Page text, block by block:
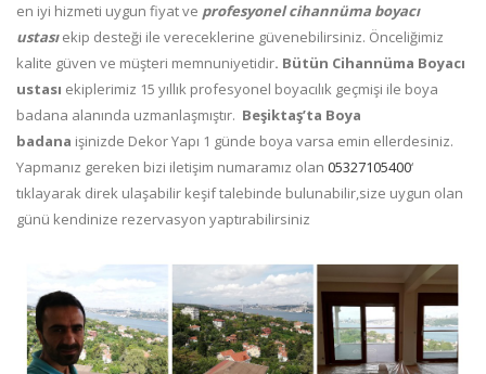
en iyi hizmeti uygun fiyat ve profesyonel cihannüma boyacı
ustasıekip desteği ile vereceklerine güvenebilirsiniz. Önceliğimiz
kalite güven ve müşteri memnuniyetidir. Bütün Cihannüma Boyacı
ustası ekiplerimiz 15 yıllık profesyonel boyacılık geçmişi ile boya
badana alanında uzmanlaşmıştır. Beşiktaş’ta Boya
badana işinizde Dekor Yapı 1 günde boya varsa emin ellerdesiniz.
Yapmanız gereken bizi iletişim numaramız olan 05327105400‘
tıklayarak direk ulaşabilir keşif talebinde bulunabilir,size uygun olan
günü kendinize rezervasyon yaptırabilirsiniz